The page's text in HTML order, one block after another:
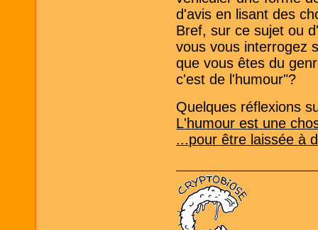
d'avis en lisant des
Bref, sur ce sujet ou
vous vous interrogez
que vous êtes du
c'est de l'humour"?
Quelques réflexions
L'humour est une
...pour être laissée à